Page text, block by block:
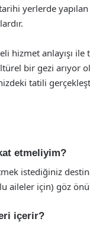
yerlerde
hizmet anlayışı
bir gezi arıyor
tatili
etmeliyim?
istediğiniz
aileler için) göz
içerir?